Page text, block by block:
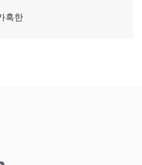
혹한